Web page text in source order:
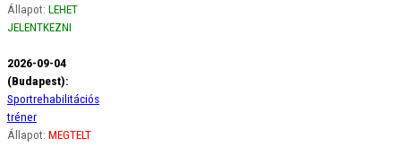
Állapot: LEHET
JELENTKEZNI
2026-09-04
(Budapest):
Sportrehabilitációs
tréner
Állapot: MEGTELT